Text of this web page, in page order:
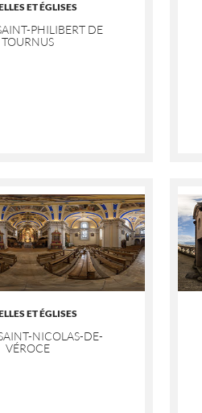
ET ÉGLISES
PHILIBERT DE
TOURNUS
ET ÉGLISES
SAINT-NICOLAS-DE-
VÉROCE